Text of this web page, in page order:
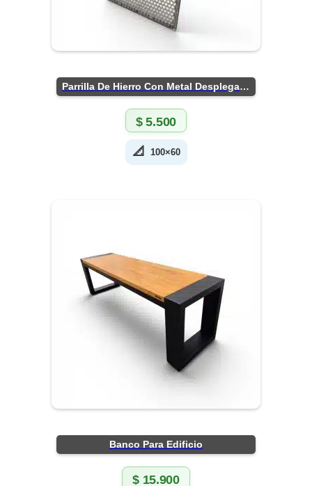
Parrilla De Hierro Con Metal Desplegado
$5.500
📐 100×60
Banco Para Edificio
$15.900